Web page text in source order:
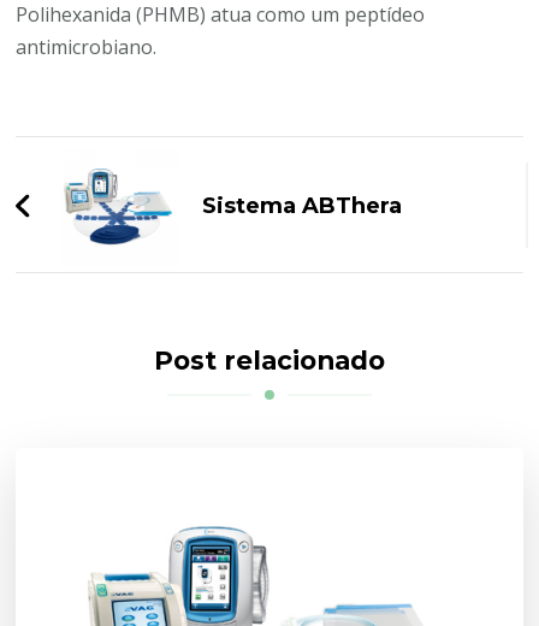
Polihexanida (PHMB) atua como um peptídeo
antimicrobiano.
Navegação
de
post
Sistema ABThera
Post relacionado